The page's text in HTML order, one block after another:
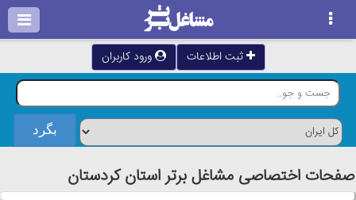
ثبت اطلاعات ورود کاربران
صفحات اختصاصی مشاغل برتر استان كردستان